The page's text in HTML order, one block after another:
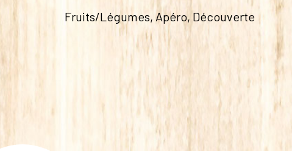
Fruits/Légumes, Apéro, Découverte